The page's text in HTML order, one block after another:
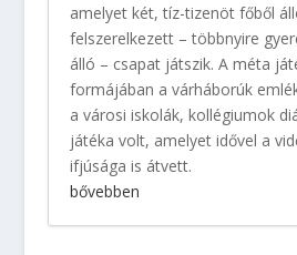
amelyet két, tíz-tizenöt főből
felszerelkezett – többnyire
álló – csapat játszik. A méta
formájában a várháborúk
a városi iskolák, kollégiumok
játéka volt, amelyet idővel a
ifjúsága is átvett.
bővebben